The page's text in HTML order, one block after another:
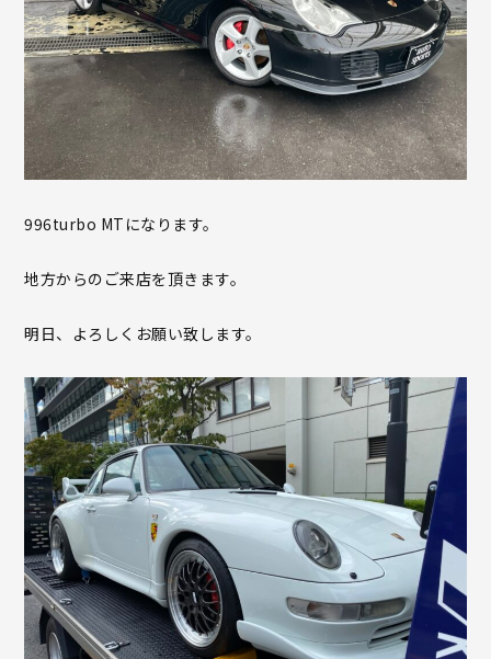
996turbo MTになります。
地方からのご来店を頂きます。
明日、よろしくお願い致します。